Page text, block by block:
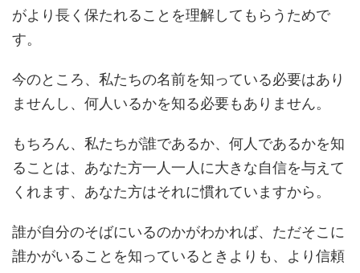
がより長く保たれることを理解してもらうためで
す。
今のところ、私たちの名前を知っている必要はあり
ませんし、何人いるかを知る必要もありません。
もちろん、私たちが誰であるか、何人であるかを知
ることは、あなた方一人一人に大きな自信を与えて
くれます、あなた方はそれに慣れていますから。
誰が自分のそばにいるのかがわかれば、ただそこに
誰かがいることを知っているときよりも、より信頼